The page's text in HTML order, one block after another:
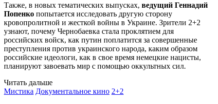
Также, в новых тематических выпусках, ведущий Геннадий
Попенко попытается исследовать другую сторону
кровопролитной и жесткой войны в Украине. Зрители 2+2
узнают, почему Чернобаевка стала проклятием для
российских войск, как путин поплатится за совершенные
преступления против украинского народа, каким образом
российские идеологи, как в свое время немецкие нацисты,
планируют завоевать мир с помощью оккультных сил.
Читать дальше
Мистика Документальное кино 2+2